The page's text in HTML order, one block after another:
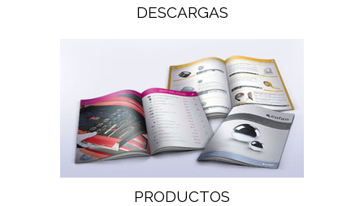
DESCARGAS
PRODUCTOS